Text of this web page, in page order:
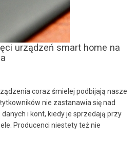
urządzeń smart home na
coraz śmielej podbijają nasze
nie zastanawia się nad
i kont, kiedy je sprzedają przy
Producenci niestety też nie